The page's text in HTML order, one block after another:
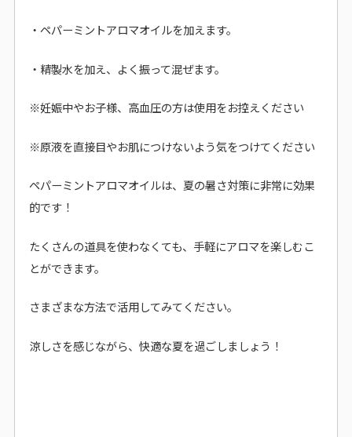
・ペパーミントアロマオイルを加えます。
・精製水を加え、よく振って混ぜます。
※妊娠中やお子様、高血圧の方は使用をお控えください
※原液を直接目やお肌につけないよう気をつけてください
ペパーミントアロマオイルは、夏の暑さ対策に非常に効果
的です！
たくさんの道具を使わなくても、手軽にアロマを楽しむこ
とができます。
さまざまな方法で活用してみてください。
涼しさを感じながら、快適な夏を過ごしましょう！